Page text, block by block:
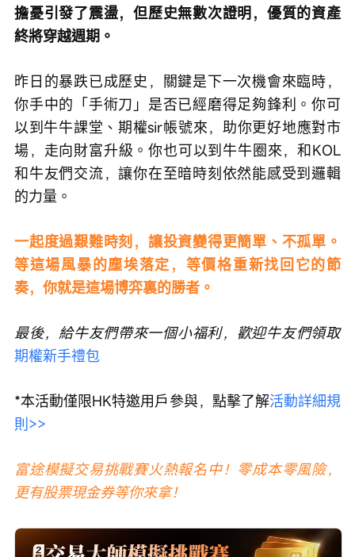
擔憂引發了震盪，但歷史無數次證明，優質的資產
終將穿越週期。
昨日的暴跌已成歷史，關鍵是下一次機會來臨時，
你手中的「手術刀」是否已經磨得足夠鋒利。你可
以到牛牛課堂、期權sir帳號來，助你更好地應對市
場，走向財富升級。你也可以到牛牛圈來，和KOL
和牛友們交流，讓你在至暗時刻依然能感受到邏輯
的力量。
一起度過艱難時刻，讓投資變得更簡單、不孤單。
等這場風暴的塵埃落定，等價格重新找回它的節
奏，你就是這場博弈裏的勝者。
最後，給牛友們帶來一個小福利，歡迎牛友們領取
期權新手禮包
*本活動僅限HK特邀用戶參與，點擊了解活動詳細規
則>>
富途模擬交易挑戰賽火熱報名中！零成本零風險，
更有股票現金券等你來拿！